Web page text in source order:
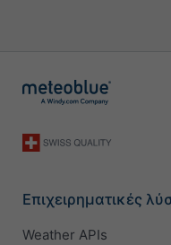
Επιχειρηματικές
Weather APIs